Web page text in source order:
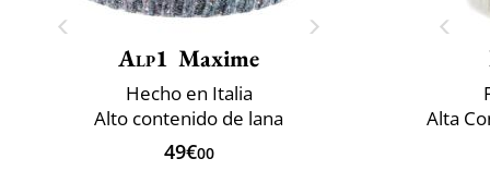
Alp1 Maxime
Hecho en Italia
Alto contenido de lana
49€00
Alta